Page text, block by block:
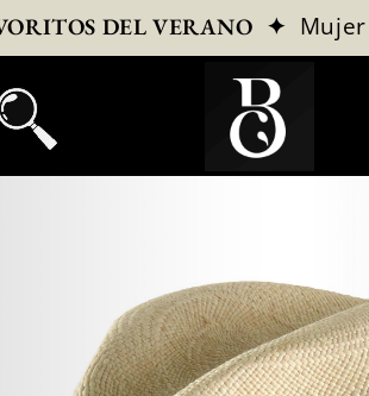
DEL VERANO ✦ Mujer